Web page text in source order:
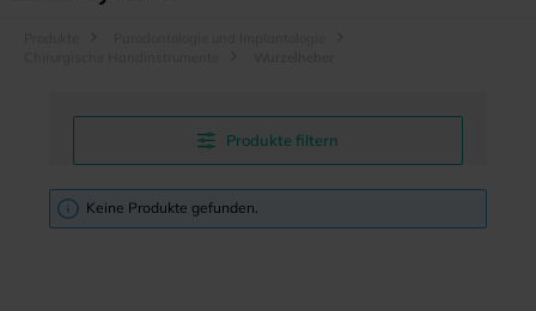
Produkte filtern
Keine Produkte gefunden.